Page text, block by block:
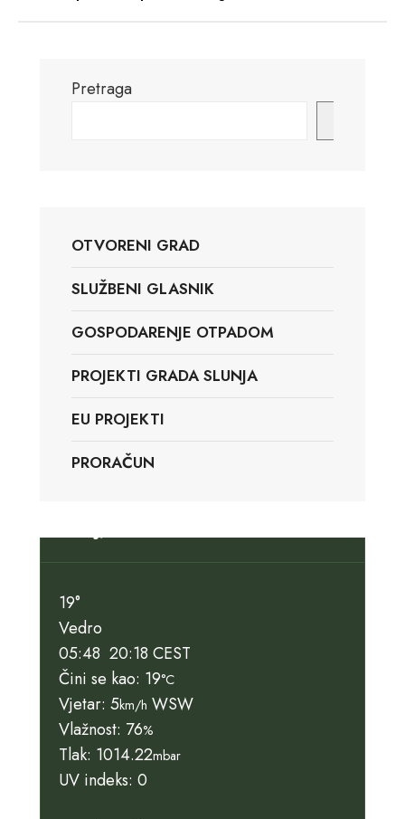
Pretraga
OTVORENI GRAD
SLUŽBENI GLASNIK
GOSPODARENJE OTPADOM
PROJEKTI GRADA SLUNJA
EU PROJEKTI
PRORAČUN
19°
Vedro
05:48 20:18 CEST
Čini se kao: 19°C
Vjetar: 5km/h WSW
Vlažnost: 76%
Tlak: 1014.22mbar
UV indeks: 0